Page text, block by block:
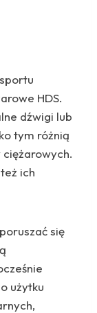
HDS.
dźwigi lub
tym różnią
ich
się
użytku